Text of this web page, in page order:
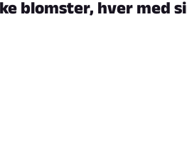
blomster, hver med